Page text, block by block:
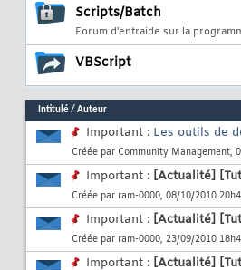
Scripts/Batch
Forum d'entraide sur la
VBScript
Intitulé/ Auteur
Important : Les outils de
Créée par Community Management,
Important : [Actualité]
Créée par ram-0000, 08/10/2010
Important : [Actualité]
Créée par ram-0000, 23/09/2010
Important : [Actualité]